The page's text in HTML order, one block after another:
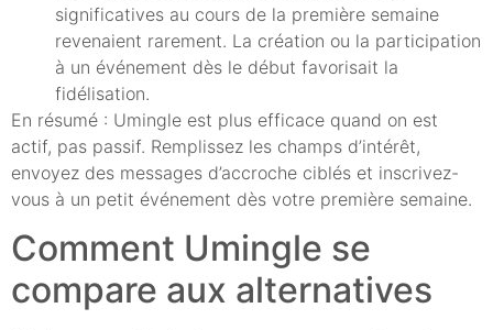
significatives au cours de la première semaine
revenaient rarement. La création ou la participation
à un événement dès le début favorisait la
fidélisation.
En résumé : Umingle est plus efficace quand on est
actif, pas passif. Remplissez les champs d’intérêt,
envoyez des messages d’accroche ciblés et inscrivez-
vous à un petit événement dès votre première semaine.
Comment Umingle se
compare aux alternatives